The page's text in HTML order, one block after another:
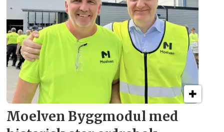
Moelven Byggmodul med